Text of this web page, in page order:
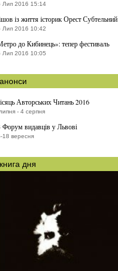
Лип 2016 15:14
із життя історик Орест Субтельний
Лип 2016 10:42
до Кибинець»: тепер фестиваль
Лип 2016 10:05
анонси
Авторських Читань 2016
- 4 серпня
Форум видавців у Львові
18 вересня
книга дня